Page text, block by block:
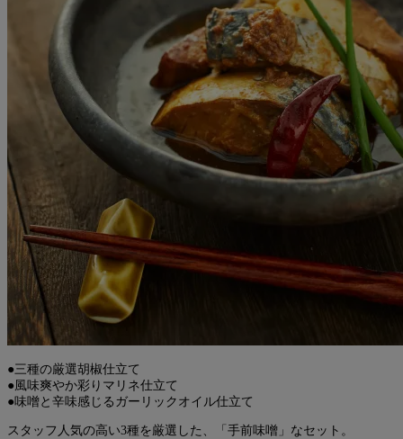
●三種の厳選胡椒仕立て
●風味爽やか彩りマリネ仕立て
●味噌と辛味感じるガーリックオイル仕立て
スタッフ人気の高い3種を厳選した、「手前味噌」なセット。